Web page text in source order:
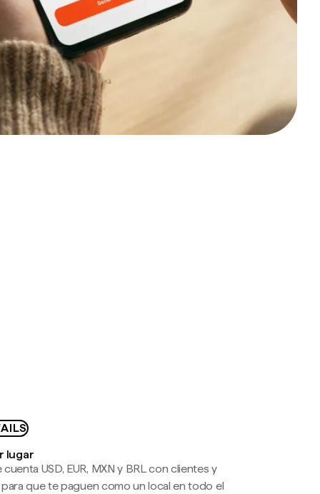
lugar
USD, EUR, MXN y BRL con clientes y
que te paguen como un local en todo el